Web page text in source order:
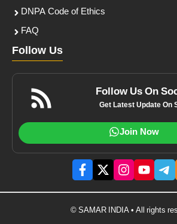
DNPA Code of Ethics
FAQ
Follow Us
Follow Us On
Get Latest Update On
Join Now
© SAMAR INDIA • All rights